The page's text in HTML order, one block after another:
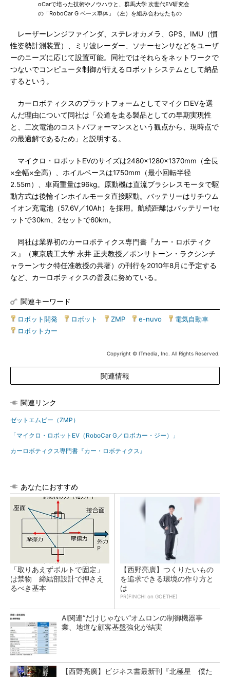
oCarで培った技術やノウハウと、群馬大学 次世代EV研究会
の「RoboCar G ベース車体」（左）を組み合わせたもの
レーザーレンジファインダ、ステレオカメラ、GPS、IMU（慣
性姿勢計測装置）、ミリ波レーダー、ソナーセンサなどをユーザ
ーのニーズに応じて設置可能。同社ではそれらをネットワークで
つないでコンピュータ制御が行えるロボットシステムとして納品
するという。
カーロボティクスのプラットフォームとしてマイクロEVを選
んだ理由について同社は「公道を走る製品としての早期実現性
と、二次電池のコストパフォーマンスという観点から、現時点で
の最適解であるため」と説明する。
マイクロ・ロボットEVのサイズは2480×1280×1370mm（全長
×全幅×全高）、ホイルベースは1750mm（最小回転半径
2.55m）、車両重量は96kg。原動機は直流ブラシレスモータで駆
動方式は後輪インホイルモータ直接駆動。バッテリーはリチウム
イオン充電池（57.6V／10Ah）を採用。航続距離はバッテリー1セ
ットで30km、2セットで60km。
同社は業界初のカーロボティクス専門書『カー・ロボティク
ス』（東京農工大学 永井 正夫教授／ポンサトーン・ラクシンチ
ャラーンサク特任准教授の共著）の刊行を2010年8月に予定する
など、カーロボティクスの普及に努めている。
関連キーワード
ロボット開発 ロボット ZMP e-nuvo 電気自動車
ロボットカー
Copyright © ITmedia, Inc. All Rights Reserved.
関連情報
関連リンク
ゼットエムピー（ZMP）
「マイクロ・ロボットEV（RoboCar G／ロボカー・ジー）」
カーロボティクス専門書『カー・ロボティクス』
あなたにおすすめ
「取りあえずボルトで固定」
は禁物 締結部設計で押さえ
るべき基本
【西野亮廣】つくりたいもの
を追求できる環境の作り方と
は
PR(FINCHI on GOETHE)
AI関連“だけじゃない”オムロンの制御機器事
業、地道な顧客基盤強化が結実
【西野亮廣】ビジネス書最新刊『北極星 僕た